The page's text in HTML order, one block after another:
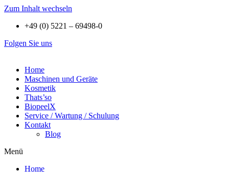
Zum Inhalt wechseln
+49 (0) 5221 – 69498-0
Folgen Sie uns
Home
Maschinen und Geräte
Kosmetik
Thats’so
BiopeelX
Service / Wartung / Schulung
Kontakt
Blog
Menü
Home